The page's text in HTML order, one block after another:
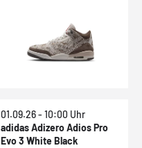
01.09.26 - 10:00 Uhr
adidas Adizero Adios Pro
Evo 3 White Black